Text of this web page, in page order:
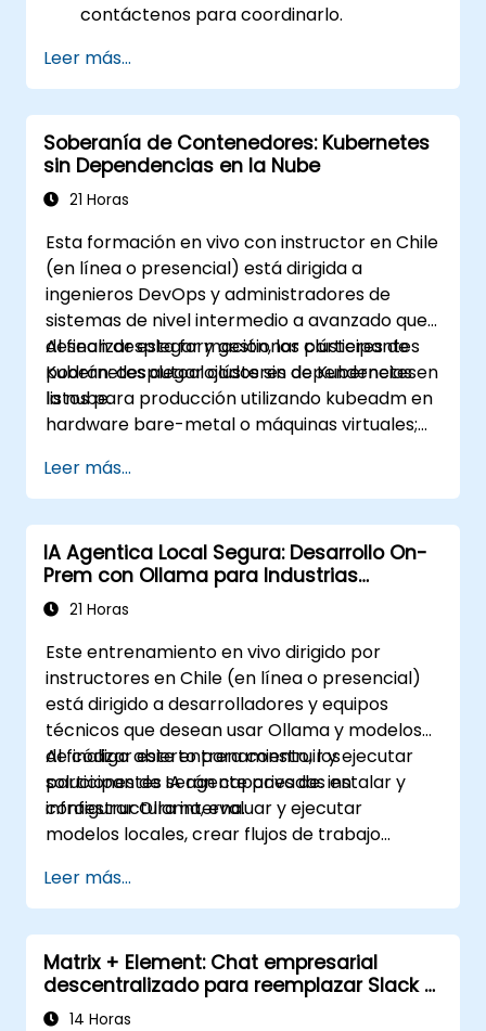
contáctenos para coordinarlo.
Leer más...
Soberanía de Contenedores: Kubernetes
sin Dependencias en la Nube
21 Horas
Esta formación en vivo con instructor en Chile
(en línea o presencial) está dirigida a
ingenieros DevOps y administradores de
sistemas de nivel intermedio a avanzado que
desean desplegar y gestionar clústeres de
Kubernetes autoalojados sin dependencias en
la nube.
Al finalizar esta formación, los participantes
podrán: desplegar clústeres de Kubernetes
listos para producción utilizando kubeadm en
hardware bare-metal o máquinas virtuales;
disponibilidad y clústeres etcd; implementar
red y almacenamiento para contenedores en
entornos autogestionados; y configurar
monitoreo y observabilidad utilizando
soluciones autoalojadas.
Leer más...
IA Agentica Local Segura: Desarrollo On-
Prem con Ollama para Industrias
Reguladas
21 Horas
Este entrenamiento en vivo dirigido por
instructores en Chile (en línea o presencial)
está dirigido a desarrolladores y equipos
técnicos que desean usar Ollama y modelos
de código abierto para construir y ejecutar
soluciones de IA agente privadas en
infraestructura interna.
Al finalizar este entrenamiento, los
participantes serán capaces de: instalar y
configurar Ollama, evaluar y ejecutar
modelos locales, crear flujos de trabajo
aplicar controles de seguridad y gobernanza
para entornos regulados.
Leer más...
Matrix + Element: Chat empresarial
descentralizado para reemplazar Slack y
Teams14 Horas